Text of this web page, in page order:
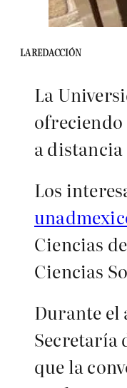
LA REDACCIÓN
La
ofreciendo
a
Los
Ciencias
Ciencias
Durante el
Secretaría
que la